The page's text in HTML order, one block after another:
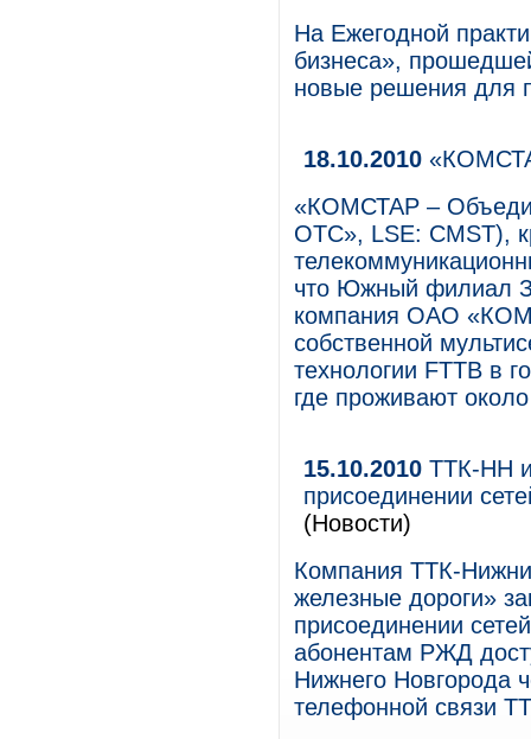
На Ежегодной
бизнеса»,
новые решения для
18.10.2010
«КОМСТАР –
ОТС», LSE: CMST),
что Южный филиал
компания ОАО
собственной
технологии FTTB в
где проживают
15.10.2010 ТТК-НН
присоединении
(Новости)
Компания ТТК-
железные дороги»
присоединении
абонентам РЖД
Нижнего Новгорода
телефонной связи